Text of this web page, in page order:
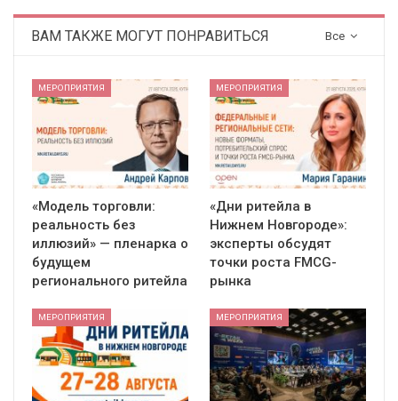
Все
ВАМ ТАКЖЕ МОГУТ ПОНРАВИТЬСЯ
МЕРОПРИЯТИЯ
«Модель торговли:
реальность без
иллюзий» — пленарка о
будущем
регионального ритейла
МЕРОПРИЯТИЯ
«Дни ритейла в
Нижнем Новгороде»:
эксперты обсудят
точки роста FMCG-
рынка
МЕРОПРИЯТИЯ МЕРОПРИЯТИЯ